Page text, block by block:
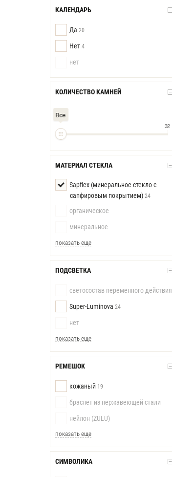
КАЛЕНДАРЬ
Да 20
Нет 4
нет
КОЛИЧЕСТВО КАМНЕЙ
Все
32
МАТЕРИАЛ СТЕКЛА
Sapflex (минеральное стекло с
сапфировым покрытием) 24
органическое
минеральное
показать еще
ПОДСВЕТКА
светосостав переменного действия
Super-Luminova 24
нет
показать еще
РЕМЕШОК
кожаный 19
браслет из нержавеющей стали
нейлон (ZULU)
показать еще
СИМВОЛИКА